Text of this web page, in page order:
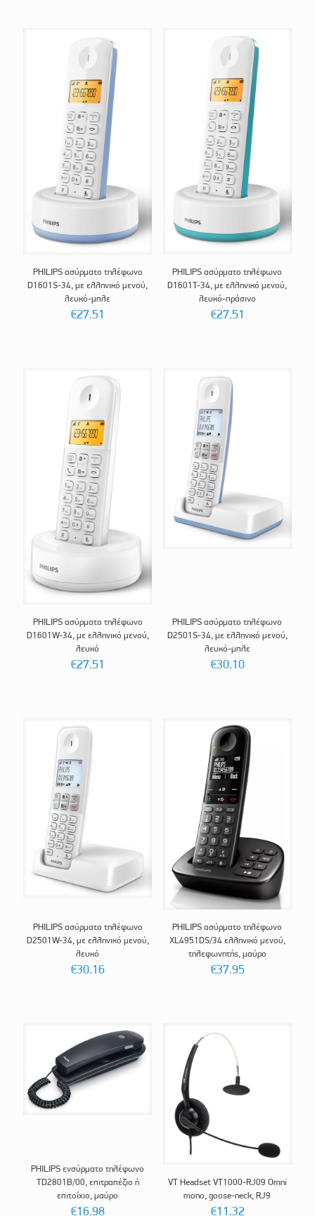
PHILIPS ασύρματο τηλέφωνο
D1601S-34, με ελληνικό μενού,
λευκό-μπλε
€27.51
PHILIPS ασύρματο τηλέφωνο
D1601T-34, με ελληνικό μενού,
λευκό-πράσινο
€27.51
PHILIPS ασύρματο τηλέφωνο
D1601W-34, με ελληνικό μενού,
λευκό
€27.51
PHILIPS ασύρματο τηλέφωνο
D2501S-34, με ελληνικό μενού,
λευκό-μπλε
€30.10
PHILIPS ασύρματο τηλέφωνο
D2501W-34, με ελληνικό μενού,
λευκό
€30.16
PHILIPS ασύρματο τηλέφωνο
XL4951DS/34 ελληνικό μενού,
τηλεφωνητής, μαύρο
€37.95
PHILIPS ενσύρματο τηλέφωνο
TD2801B/00, επιτραπέζιο ή
επιτοίχιο, μαύρο
€16.98
VT Headset VT1000-RJ09 Omni
mono, goose-neck, RJ9
€11.32